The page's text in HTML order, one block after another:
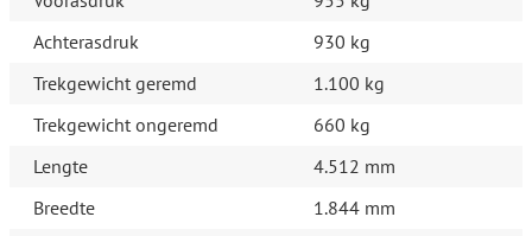
Achterasdruk
930 kg
Trekgewicht geremd
1.100 kg
Trekgewicht ongeremd
660 kg
Lengte
4.512 mm
Breedte
1.844 mm